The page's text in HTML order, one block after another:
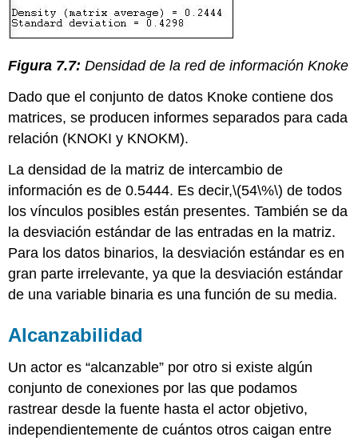
Figura 7.7: Densidad de la red de información Knoke
Dado que el conjunto de datos Knoke contiene dos
matrices, se producen informes separados para cada
relación (KNOKI y KNOKM).
La densidad de la matriz de intercambio de
información es de 0.5444. Es decir,\(54\%\) de todos
los vínculos posibles están presentes. También se da
la desviación estándar de las entradas en la matriz.
Para los datos binarios, la desviación estándar es en
gran parte irrelevante, ya que la desviación estándar
de una variable binaria es una función de su media.
Alcanzabilidad
Un actor es “alcanzable” por otro si existe algún
conjunto de conexiones por las que podamos
rastrear desde la fuente hasta el actor objetivo,
independientemente de cuántos otros caigan entre